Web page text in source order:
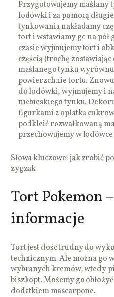
Przygotowujemy maślany
lodówki i za pomocą
tynkowania nakładamy
tort i wstawiamy go na
czasie wyjmujemy tort i
częścią (trochę
maślanego tynku
powierzchnie tortu.
do lodówki, wyjmujemy i
niebieskiego tynku.
figurkami z opłatka
podkleić rozwałkowaną
przechowujemy w
Słowa kluczowe: jak zrobić
zygzak
Tort Pokemon
informacje
Tort jest dość trudny do
technicznym. Ale można go
wybranych kremów, wtedy
biszkopt. Możemy go
dodatkiem mascarpone.